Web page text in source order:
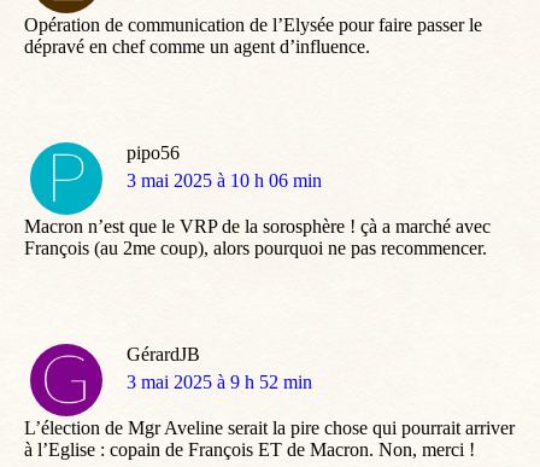
Opération de communication de l’Elysée pour faire passer le
dépravé en chef comme un agent d’influence.
pipo56
dit
3 mai 2025 à 10 h 06 min
Macron n’est que le VRP de la sorosphère ! çà a marché avec
François (au 2me coup), alors pourquoi ne pas recommencer.
GérardJB
dit
3 mai 2025 à 9 h 52 min
L’élection de Mgr Aveline serait la pire chose qui pourrait arriver
à l’Eglise : copain de François ET de Macron. Non, merci !